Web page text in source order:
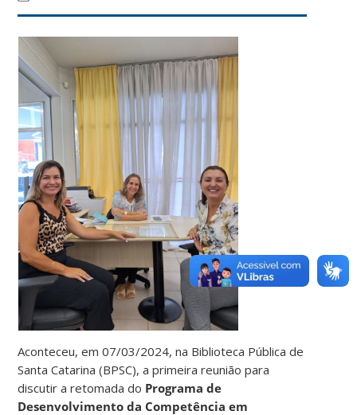
Aconteceu, em 07/03/2024, na Biblioteca Pública de
Santa Catarina (BPSC), a primeira reunião para
discutir a retomada do Programa de
Desenvolvimento da Competência em